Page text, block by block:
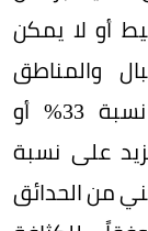
أو لا يمكن
والمناطق
الوعرة ونحوها سواءً كانت ضمن نسبة 33% أو
على نسبة
من الحدائق